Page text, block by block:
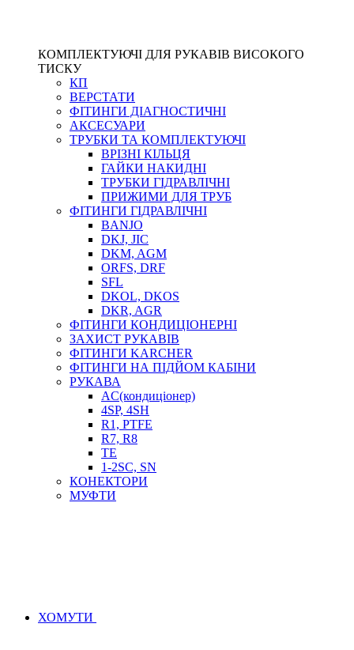
КОМПЛЕКТУЮЧІ ДЛЯ РУКАВІВ ВИСОКОГО
ТИСКУ
КП
ВЕРСТАТИ
ФІТИНГИ ДІАГНОСТИЧНІ
АКСЕСУАРИ
ТРУБКИ ТА КОМПЛЕКТУЮЧІ
ВРІЗНІ КІЛЬЦЯ
ГАЙКИ НАКИДНІ
ТРУБКИ ГІДРАВЛІЧНІ
ПРИЖИМИ ДЛЯ ТРУБ
ФІТИНГИ ГІДРАВЛІЧНІ
BANJO
DKJ, JIC
DKM, AGM
ORFS, DRF
SFL
DKOL, DKOS
DKR, AGR
ФІТИНГИ КОНДИЦІОНЕРНІ
ЗАХИСТ РУКАВІВ
ФІТИНГИ KARCHER
ФІТИНГИ НА ПІДЙОМ КАБІНИ
РУКАВА
AC(кондиціонер)
4SP, 4SH
R1, PTFE
R7, R8
TE
1-2SC, SN
КОНЕКТОРИ
МУФТИ
ХОМУТИ